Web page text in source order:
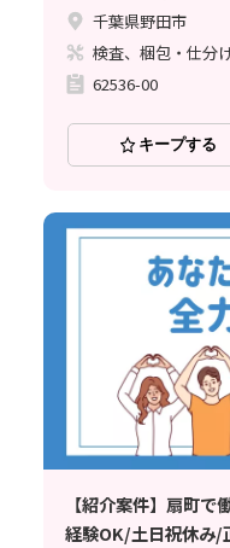
千葉県野田市
検査、梱包・仕分
62536-00
キープする
【紹介案件】扇町
経験OK/土日祝休み/